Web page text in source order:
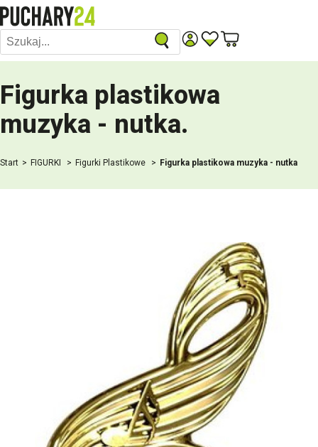
Figurka plastikowa
muzyka - nutka.
Start FIGURKI Figurki Plastikowe Figurka plastikowa muzyka - nutka